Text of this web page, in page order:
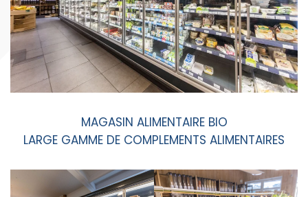
MAGASIN ALIMENTAIRE BIO
LARGE GAMME DE COMPLEMENTS ALIMENTAIRES